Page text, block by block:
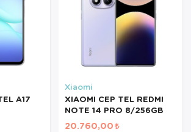
A17
Xiaomi
XIAOMI CEP TEL REDMI
NOTE 14 PRO 8/256GB
20.760,00